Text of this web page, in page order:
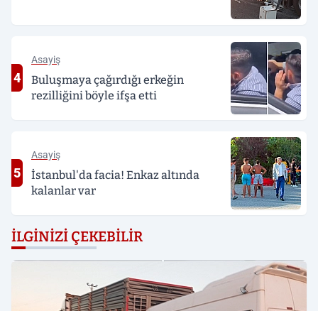
4
Asayiş
Buluşmaya çağırdığı erkeğin
rezilliğini böyle ifşa etti
5
Asayiş
İstanbul'da facia! Enkaz altında
kalanlar var
İLGINIZI ÇEKEBILIR